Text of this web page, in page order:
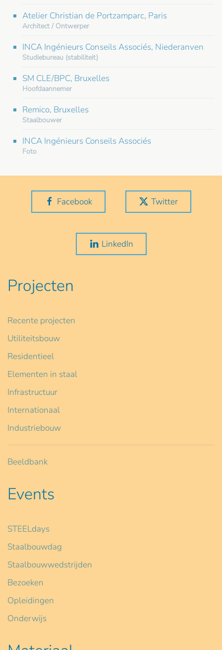
Atelier Christian de Portzamparc, Paris
Architect / Ontwerper
INCA Ingénieurs Conseils Associés, Niederanven
Studiebureau (stabiliteit)
SM CLE/BPC, Bruxelles
Hoofdaannemer
Remico, Bruxelles
Staalbouwer
INCA Ingénieurs Conseils Associés
Foto
Facebook Twitter
LinkedIn
Projecten
Recente projecten
Utiliteitsbouw
Residentieel
Elementen in staal
Infrastructuur
Internationaal
Industriebouw
Beeldbank
Events
STEELdays
Staalbouwdag
Staalbouwwedstrijden
Bezoeken
Opleidingen
Onderwijs